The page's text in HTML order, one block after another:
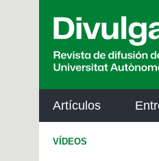
Artículos
VÍDEOS